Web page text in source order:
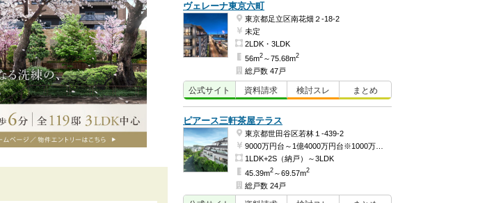
ヴェレーナ東京六町
東京都足立区南花畑２-18-2
未定
2LDK・3LDK
56m2 ～75.68m2
総戸数 47戸
公式サイト 資料請求 検討スレ まとめ
ピアース三軒茶屋テラス
東京都世田谷区若林１-439-2
1LDK+2S（納戸）～3LDK
45.39m2 ～69.57m2
総戸数 24戸